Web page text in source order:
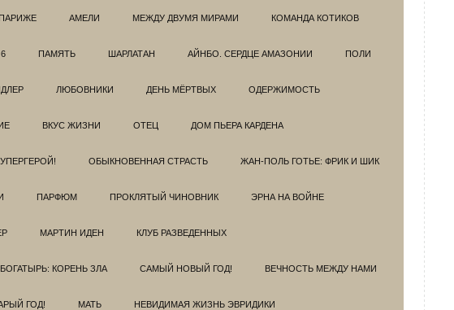
АМЕЛИ МЕЖДУ ДВУМЯ МИРАМИ КОМАНДА КОТИКОВ
ПАМЯТЬ ШАРЛАТАН АЙНБО. СЕРДЦЕ АМАЗОНИИ ПОЛИ
ЛЮБОВНИКИ ДЕНЬ МЁРТВЫХ ОДЕРЖИМОСТЬ
ВКУС ЖИЗНИ ОТЕЦ ДОМ ПЬЕРА КАРДЕНА
ОБЫКНОВЕННАЯ СТРАСТЬ ЖАН-ПОЛЬ ГОТЬЕ: ФРИК И ШИК
ПАРФЮМ ПРОКЛЯТЫЙ ЧИНОВНИК ЭРНА НА ВОЙНЕ
МАРТИН ИДЕН КЛУБ РАЗВЕДEННЫХ
КОРЕНЬ ЗЛА САМЫЙ НОВЫЙ ГОД! ВЕЧНОСТЬ МЕЖДУ НАМИ
ГОД! МАТЬ НЕВИДИМАЯ ЖИЗНЬ ЭВРИДИКИ